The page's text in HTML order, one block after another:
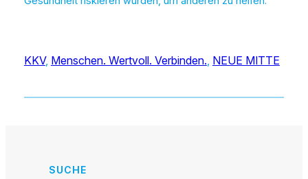
KKV, Menschen. Wertvoll. Verbinden. NEUE MITTE
SUCHE